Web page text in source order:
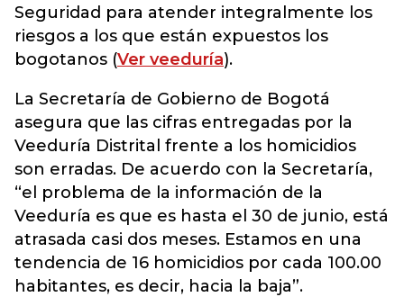
Seguridad para atender integralmente los
riesgos a los que están expuestos los
bogotanos (Ver veeduría).
La Secretaría de Gobierno de Bogotá
asegura que las cifras entregadas por la
Veeduría Distrital frente a los homicidios
son erradas. De acuerdo con la Secretaría,
“el problema de la información de la
Veeduría es que es hasta el 30 de junio, está
atrasada casi dos meses. Estamos en una
tendencia de 16 homicidios por cada 100.00
habitantes, es decir, hacia la baja”.